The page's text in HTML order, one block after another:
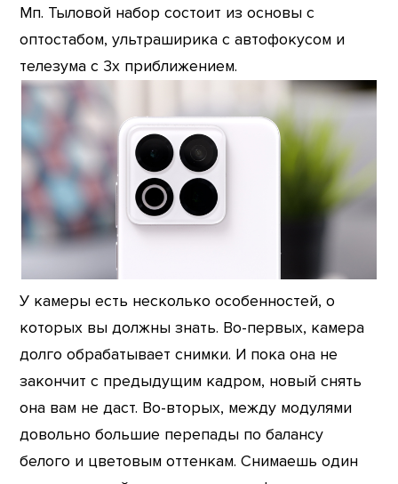
Мп. Тыловой набор состоит из основы с
оптостабом, ультраширика с автофокусом и
телезума с 3х приближением.
У камеры есть несколько особенностей, о
которых вы должны знать. Во-первых, камера
долго обрабатывает снимки. И пока она не
закончит с предыдущим кадром, новый снять
она вам не даст. Во-вторых, между модулями
довольно большие перепады по балансу
белого и цветовым оттенкам. Снимаешь один